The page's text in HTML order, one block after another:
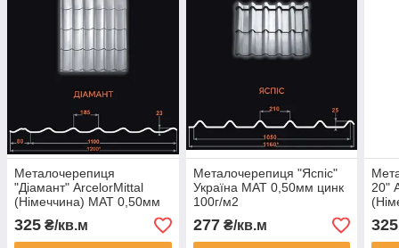
Металочерепиця
"Діамант" ArcelorMittal
(Німеччина) МАТ 0,50мм
цинк 225г/м2
325 ₴/кв.м
Металочерепиця "Яспіс"
Україна МАТ 0,50мм цинк
100г/м2
277₴/кв.м
20"
325